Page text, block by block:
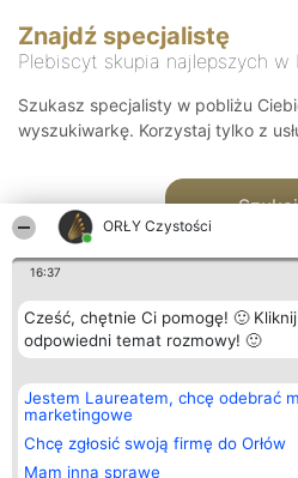
ORŁY Czystości
16:37
Cześć, chętnie Ci pomogę! 🙂
odpowiedni temat rozmowy! 🙂
Jestem Laureatem, chcę odebrać
marketingowe
Chcę zgłosić swoją firmę do Orłów
Mam inną sprawę
Znajdź specjalistę
Plebiscyt skupia najlepszych w
Szukasz specjalisty w pobliżu
wyszukiwarkę. Korzystaj tylko z
Szukaj
Organizator plebiscytu
Bright Side Solutions sp. z o.
o. sp. k.
ul. Ruska 22
Wrocław 50-079
KRS 0000749100 | Regon
Plebiscyt
Laureaci
wszystkich
Laureatów